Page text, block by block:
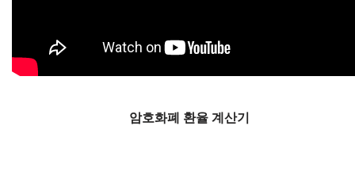
암호화폐 환율 계산기